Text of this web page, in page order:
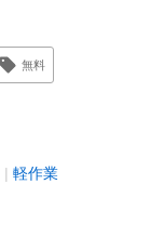
無料
軽作業